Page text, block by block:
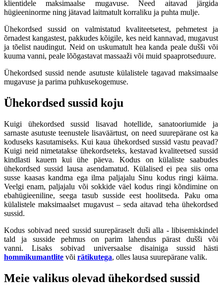
klientidele maksimaalse mugavuse. Need aitavad järgida
hügieeninorme ning jätavad laitmatult korraliku ja puhta mulje.
Ühekordsed sussid on valmistatud kvaliteetsetest, pehmetest ja
õrnadest kangastest, pakkudes kõigile, kes neid kannavad, mugavust
ja tõelist naudingut. Neid on uskumatult hea kanda peale dušši või
kuuma vanni, peale lõõgastavat massaaži või muid spaaprotseduure.
Ühekordsed sussid nende asutuste külalistele tagavad maksimaalse
mugavuse ja parima puhkusekogemuse.
Ühekordsed sussid koju
Kuigi ühekordsed sussid lisavad hotellide, sanatooriumide ja
sarnaste asutuste teenustele lisaväärtust, on need suurepärane ost ka
koduseks kasutamiseks. Kui kaua ühekordsed sussid vastu peavad?
Kuigi neid nimetatakse ühekordseteks, kestavad kvaliteetsed sussid
kindlasti kauem kui ühe päeva. Kodus on külaliste saabudes
ühekordsed sussid lausa asendamatud. Külalised ei pea siis oma
susse kaasas kandma ega ilma paljajalu Sinu kodus ringi käima.
Veelgi enam, paljajalu või sokkide väel kodus ringi kõndimine on
ebahügieeniline, seega tasub susside eest hoolitseda. Paku oma
külalistele maksimaalset mugavust – seda aitavad teha ühekordsed
sussid.
Kodus sobivad need sussid suurepäraselt duši alla - libisemiskindel
tald ja susside pehmus on parim lahendus pärast dušši või
vanni. Lisaks sobivad universaalse disainiga sussid hästi
hommikumantlite või rätikutega, olles lausa suurepärane valik.
Meie valikus olevad ühekordsed sussid